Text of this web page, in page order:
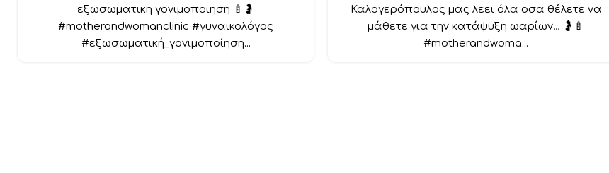
εξωσωματικη γονιμοποιηση 🍼🤰
#motherandwomanclinic #γυναικολόγος
#εξωσωματική_γονιμοποίηση...
Καλογερόπουλος μας λεει όλα οσα θέλετε να
μάθετε για την κατάψυξη ωαρίων… 🤰🍼
#motherandwoma...